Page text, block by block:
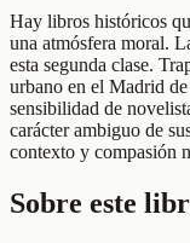
Hay libros históricos
una atmósfera moral.
esta segunda clase.
urbano en el Madrid
sensibilidad de
carácter ambiguo de
contexto y compasión
Sobre este